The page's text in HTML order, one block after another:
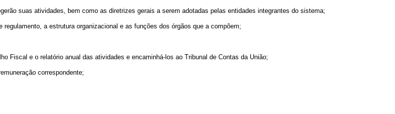
suas atividades, bem como as diretrizes gerais a serem adotadas pelas entidades integrantes do sistema;
a estrutura organizacional e as funções dos órgãos que a compõem;
e o relatório anual das atividades e encaminhá-los ao Tribunal de Contas da União;
correspondente;